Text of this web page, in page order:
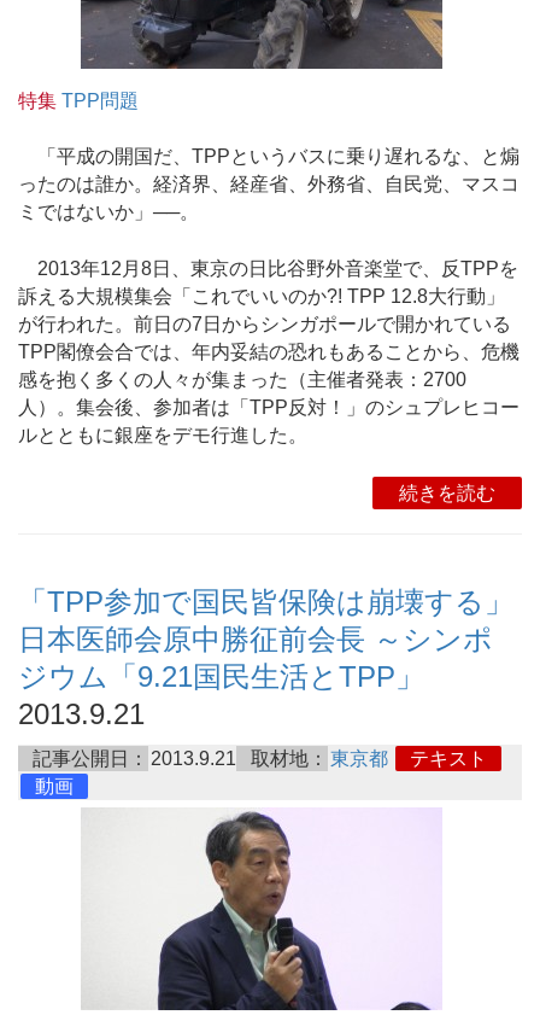
特集 TPP問題
「平成の開国だ、TPPというバスに乗り遅れるな、と煽
ったのは誰か。経済界、経産省、外務省、自民党、マスコ
ミではないか」──。
2013年12月8日、東京の日比谷野外音楽堂で、反TPPを
訴える大規模集会「これでいいのか?! TPP 12.8大行動」
が行われた。前日の7日からシンガポールで開かれている
TPP閣僚会合では、年内妥結の恐れもあることから、危機
感を抱く多くの人々が集まった（主催者発表：2700
人）。集会後、参加者は「TPP反対！」のシュプレヒコー
ルとともに銀座をデモ行進した。
続きを読む
「TPP参加で国民皆保険は崩壊する」
日本医師会原中勝征前会長 ～シンポ
ジウム「9.21国民生活とTPP」
2013.9.21
記事公開日： 2013.9.21 取材地： 東京都
テキスト
動画